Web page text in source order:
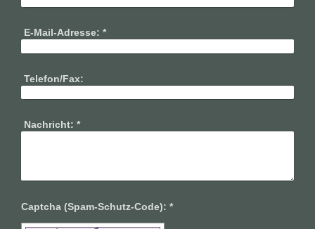
E-Mail-Adresse: *
Telefon/Fax:
Nachricht: *
Captcha (Spam-Schutz-Code): *